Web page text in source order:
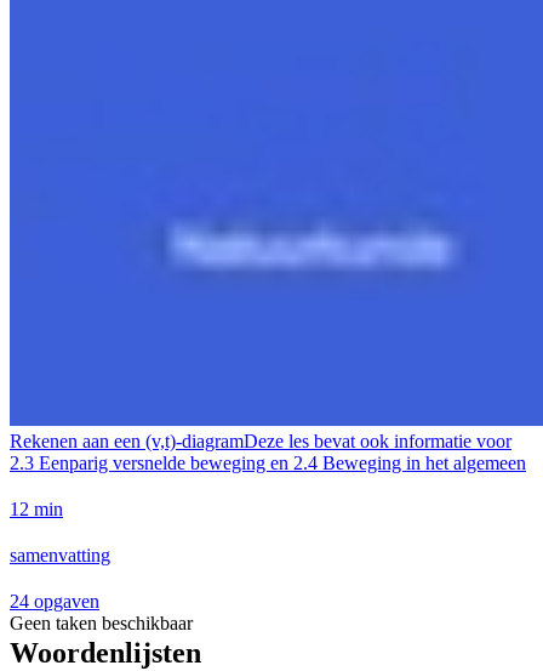
Rekenen aan een (v,t)-diagramDeze les bevat ook informatie voor
2.3 Eenparig versnelde beweging en 2.4 Beweging in het algemeen
12 min
samenvatting
24 opgaven
Geen taken beschikbaar
Woordenlijsten